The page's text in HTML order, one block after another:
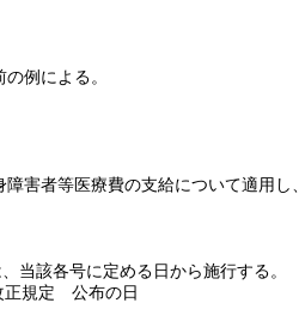
例による。
害者等医療費の支給について適用
当該各号に定める日から施行する。
正規定 公布の日